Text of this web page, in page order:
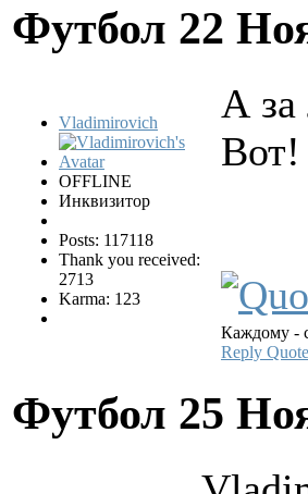
Футбол 22
Vladimirovich
OFFLINE
Инквизитор
Posts: 117118
Thank you received:
2713
Karma: 123
А за
Вот!
Каждому -
Reply Quote
Футбол 25